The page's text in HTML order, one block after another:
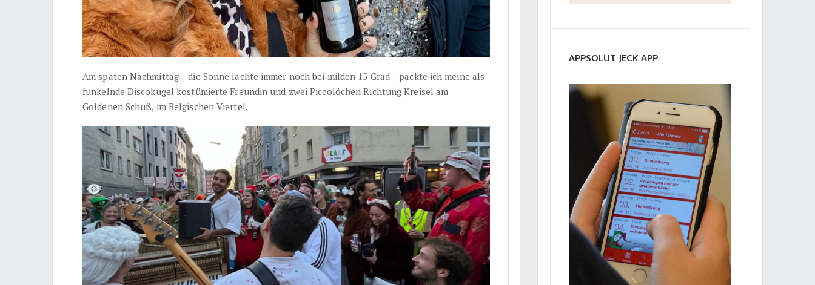
Am späten Nachmittag – die Sonne lachte immer noch bei milden 15 Grad – packte ich meine als
funkelnde Discokugel kostümierte Freundin und zwei Piccolöchen Richtung Kreisel am
Goldenen Schuß, im Belgischen Viertel.
APPSOLUT JECK APP